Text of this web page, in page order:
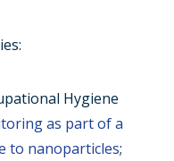
Hygiene
as part of a
to nanoparticles;